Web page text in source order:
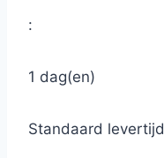
:
1 dag(en)
Standaard levertijd